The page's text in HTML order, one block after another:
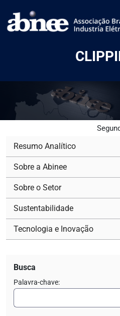
Resumo Analítico
Sobre a Abinee
Sobre o Setor
Sustentabilidade
Tecnologia e Inovação
Busca
Palavra-chave: